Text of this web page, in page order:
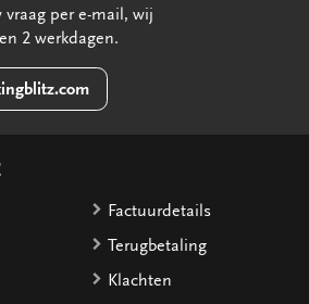
vraag per e-mail, wij
2 werkdagen.
Factuurdetails
Terugbetaling
Klachten